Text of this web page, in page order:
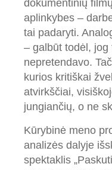
dokumentinių
aplinkybes –
tai padaryti.
– galbūt todėl,
nepretendavo.
kurios kritiškai
atvirkščiai,
jungiančių, o ne
Kūrybinė meno
analizės dalyje
spektaklis